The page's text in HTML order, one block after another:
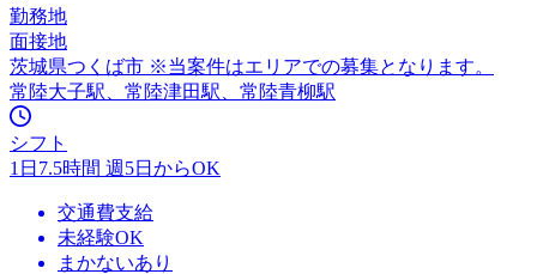
勤務地
面接地
茨城県つくば市 ※当案件はエリアでの募集となります。
常陸大子駅、常陸津田駅、常陸青柳駅
シフト
1日7.5時間 週5日からOK
交通費支給
未経験OK
まかないあり